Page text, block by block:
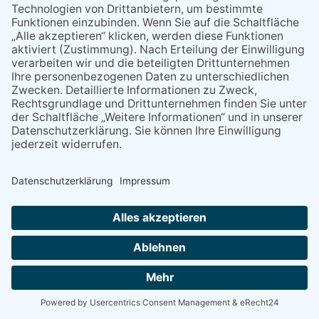
Datenschutz Online
Datenschutz Print
NACH OBEN
Alle Rechte vorbehalten - Rheingau Echo Verlag GmbH, Industriestraße 22, 65366 Geisenheim,